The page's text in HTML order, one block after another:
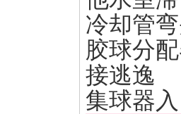
冷却管
胶球分
接逃逸
集球器